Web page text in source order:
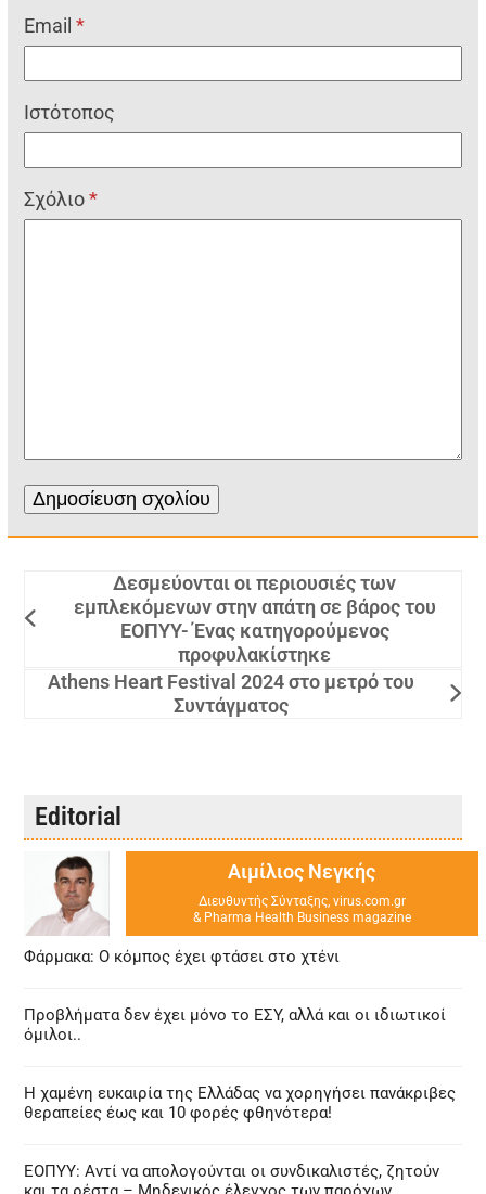
Email*
Ιστότοπος
Σχόλιο*
Δεσμεύονται οι περιουσιές των
εμπλεκόμενων στην απάτη σε βάρος του
ΕΟΠΥΥ- Ένας κατηγορούμενος
προφυλακίστηκε
Athens Heart Festival 2024 στο μετρό του
Συντάγματος
Editorial
Αιμίλιος Νεγκής
Διευθυντής Σύνταξης, virus.com.gr
& Pharma Health Business magazine
Φάρμακα: Ο κόμπος έχει φτάσει στο χτένι
Προβλήματα δεν έχει μόνο το ΕΣΥ, αλλά και οι ιδιωτικοί
όμιλοι..
Η χαμένη ευκαιρία της Ελλάδας να χορηγήσει πανάκριβες
θεραπείες έως και 10 φορές φθηνότερα!
ΕΟΠΥΥ: Αντί να απολογούνται οι συνδικαλιστές, ζητούν